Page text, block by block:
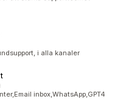
i alla kanaler
inbox,WhatsApp,GPT4